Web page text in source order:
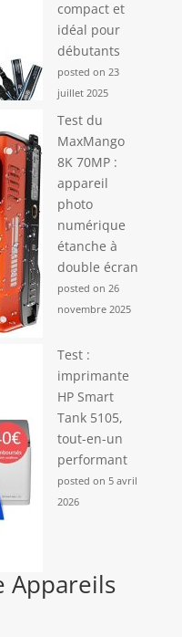
compact et
idéal pour
débutants
posted on 23
juillet 2025
Test du
MaxMango
8K 70MP :
appareil
photo
numérique
étanche à
double écran
posted on 26
novembre 2025
Test :
imprimante
HP Smart
Tank 5105,
tout-en-un
performant
posted on 5 avril
2026
Appareils